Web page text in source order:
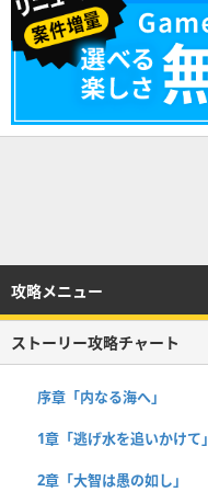
攻略メニュー
ストーリー攻略チャート
序章「内なる海へ」
1章「逃げ水を追いかけて」
2章「大智は愚の如し」